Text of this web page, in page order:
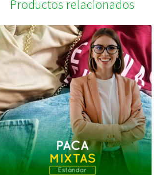
Productos relacionados